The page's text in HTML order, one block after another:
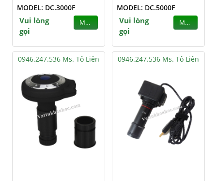
MODEL: DC.3000F
Vui lòng
gọi
MUA
MODEL: DC.5000F
Vui lòng
gọi
MUA
0946.247.536 Ms. Tô Liên 0946.247.536 Ms. Tô Liên